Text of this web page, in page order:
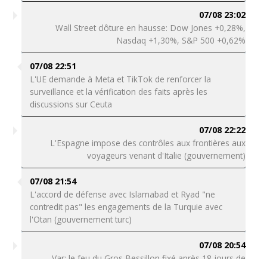
07/08 23:02
Wall Street clôture en hausse: Dow Jones +0,28%,
Nasdaq +1,30%, S&P 500 +0,62%
07/08 22:51
L'UE demande à Meta et TikTok de renforcer la
surveillance et la vérification des faits après les
discussions sur Ceuta
07/08 22:22
L'Espagne impose des contrôles aux frontières aux
voyageurs venant d'Italie (gouvernement)
07/08 21:54
L'accord de défense avec Islamabad et Ryad "ne
contredit pas" les engagements de la Turquie avec
l'Otan (gouvernement turc)
07/08 20:54